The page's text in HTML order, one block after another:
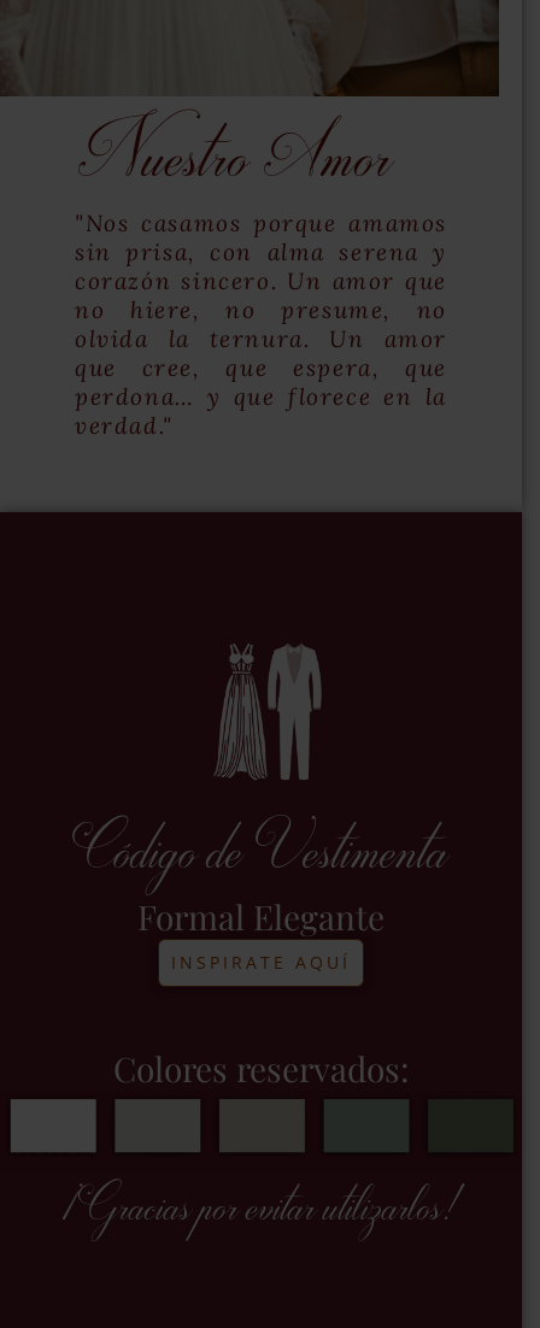
Nuestro Amor
"Nos casamos porque amamos
sin prisa, con alma serena y
corazón sincero. Un amor que
no hiere, no presume, no
olvida la ternura. Un amor
que cree, que espera, que
perdona… y que florece en la
verdad."
Código de Vestimenta
Formal Elegante
INSPIRATE AQUÍ
Colores reservados:
¡Gracias por evitar utilizarlos!